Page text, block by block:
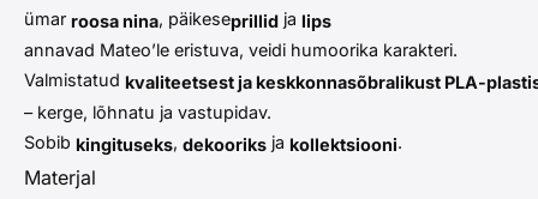
ümar roosa nina, päikeseprillid ja lips
annavad Mateo’le eristuva, veidi humoorika karakteri.
Valmistatud kvaliteetsest ja keskkonnasõbralikust PLA-
– kerge, lõhnatu ja vastupidav.
Sobib kingituseks, dekooriks ja kollektsiooni.
Materjal